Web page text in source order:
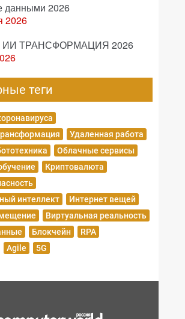
данными 2026
2026
ИИ ТРАНСФОРМАЦИЯ 2026
теги
Удаленная работа
Облачные сервисы
Криптовалюта
интеллект
Интернет вещей
Виртуальная реальность
Блокчейн
RPA
Agile 5G